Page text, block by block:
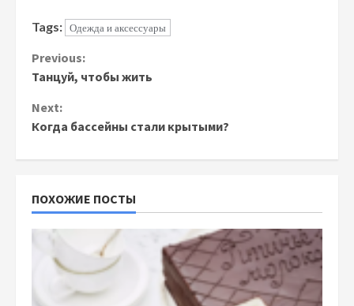
Tags: Одежда и аксессуары
Continue
Reading
Previous:
Танцуй, чтобы жить
Next:
Когда бассейны стали крытыми?
ПОХОЖИЕ ПОСТЫ